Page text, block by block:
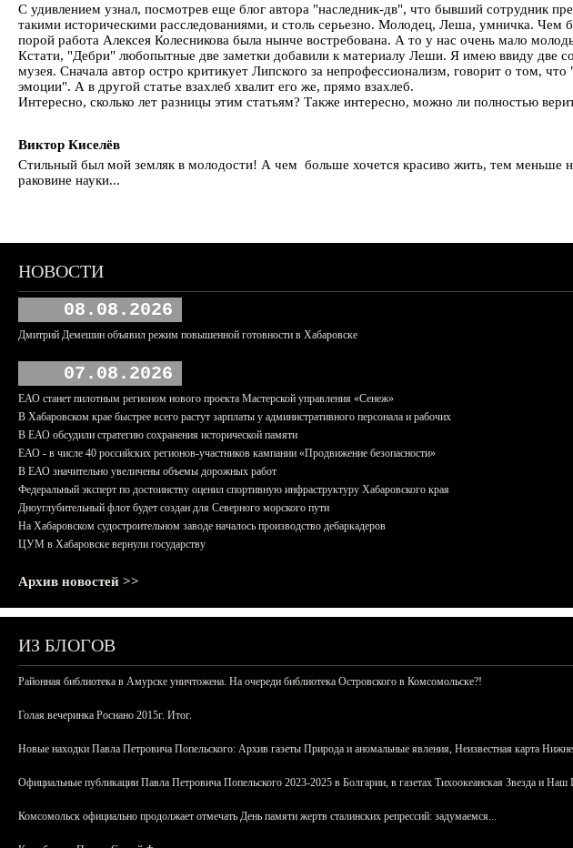
С удивлением узнал, посмотрев еще блог автора "наследник-дв", что бывший сотрудник
такими историческими расследованиями, и столь серьезно. Молодец, Леша, умничка. Чем
порой работа Алексея Колесникова была нынче востребована. А то у нас очень мало
Кстати, "Дебри" любопытные две заметки добавили к материалу Леши. Я имею ввиду две
музея. Сначала автор остро критикует Липского за непрофессионализм, говорит о том,
эмоции". А в другой статье взахлеб хвалит его же, прямо взахлеб.
Интересно, сколько лет разницы этим статьям? Также интересно, можно ли полностью
Виктор Киселёв
Стильный был мой земляк в молодости! А чем больше хочется красиво жить, тем меньше
раковине науки...
НОВОСТИ
08.08.2026
Дмитрий Демешин объявил режим повышенной готовности в Хабаровске
07.08.2026
ЕАО станет пилотным регионом нового проекта Мастерской управления «Сенеж»
В Хабаровском крае быстрее всего растут зарплаты у административного персонала и рабочих
В ЕАО обсудили стратегию сохранения исторической памяти
ЕАО - в числе 40 российских регионов-участников кампании «Продвижение безопасности»
В ЕАО значительно увеличены объемы дорожных работ
Федеральный эксперт по достоинству оценил спортивную инфраструктуру Хабаровского края
Дноуглубительный флот будет создан для Северного морского пути
На Хабаровском судостроительном заводе началось производство дебаркадеров
ЦУМ в Хабаровске вернули государству
Архив новостей >>
ИЗ БЛОГОВ
Районная библиотека в Амурске уничтожена. На очереди библиотека Островского в Комсомольске?!
Голая вечеринка Роснано 2015г. Итог.
Новые находки Павла Петровича Попельского: Архив газеты Природа и аномальные явления, Неизвестная карта
Официальные публикации Павла Петровича Попельского 2023-2025 в Болгарии, в газетах Тихоокеанская Звезда и
Комсомольск официально продолжает отмечать День памяти жертв сталинских репрессий: задумаемся...